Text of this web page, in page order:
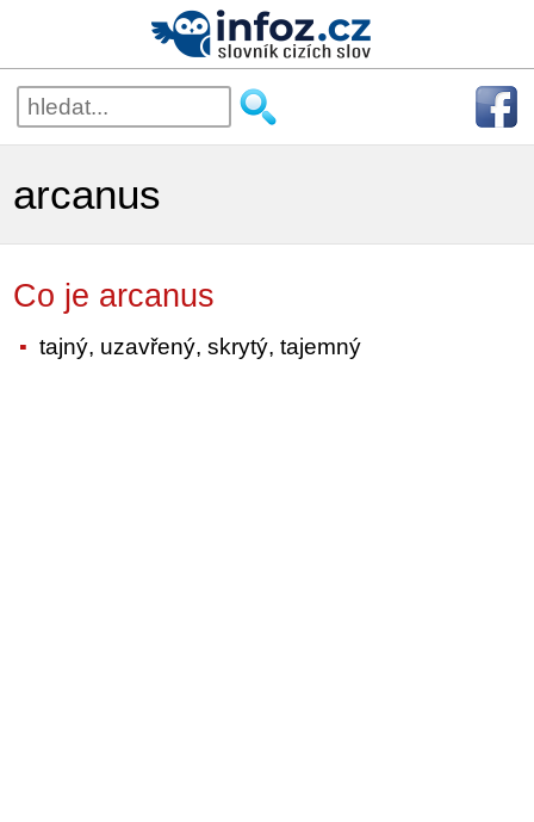
arcanus
Co je arcanus
tajný, uzavřený, skrytý, tajemný